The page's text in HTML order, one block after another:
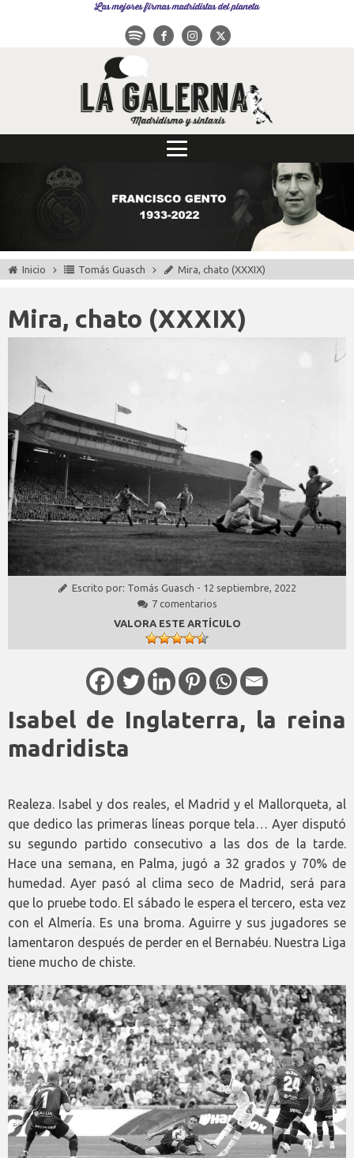
Las mejores firmas madridistas del planeta
Inicio Tomás Guasch Mira, chato (XXXIX)
Mira, chato (XXXIX)
Escrito por: Tomás Guasch - 12 septiembre, 2022
7 comentarios
VALORA ESTE ARTÍCULO
Isabel de Inglaterra, la reina
madridista
Realeza. Isabel y dos reales, el Madrid y el Mallorqueta, al
que dedico las primeras líneas porque tela… Ayer disputó
su segundo partido consecutivo a las dos de la tarde.
Hace una semana, en Palma, jugó a 32 grados y 70% de
humedad. Ayer pasó al clima seco de Madrid, será para
que lo pruebe todo. El sábado le espera el tercero, esta vez
con el Almería. Es una broma. Aguirre y sus jugadores se
lamentaron después de perder en el Bernabéu. Nuestra Liga
tiene mucho de chiste.